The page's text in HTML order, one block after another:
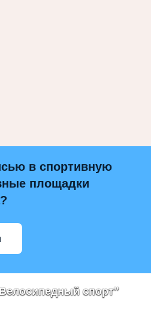
в спортивную
площадки
спорт"